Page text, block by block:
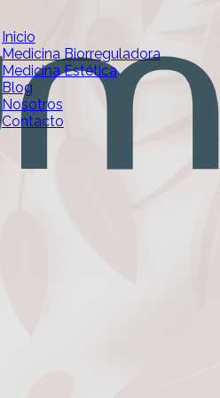
Inicio
Medicina Biorreguladora
Medicina Estética
Blog
Nosotros
Contacto